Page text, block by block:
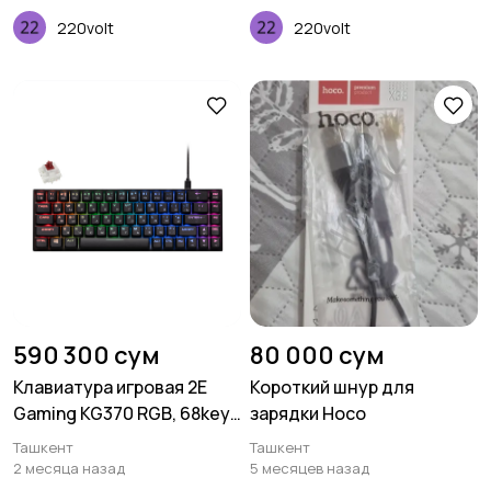
220volt 220volt
590 300 сум
Клавиатура игровая 2E
Gaming KG370 RGB, 68key,
Gateron Brown Switch,
USB, Black, Ukr
Ташкент
2 месяца назад
80 000 сум
Короткий шнур для
зарядки Hoco
Ташкент
5 месяцев назад